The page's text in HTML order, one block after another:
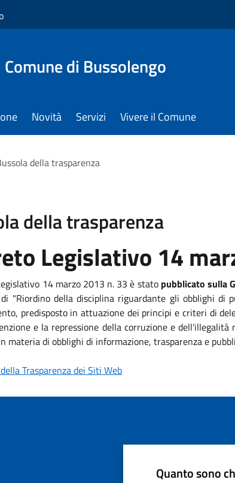
Comune di Bussolengo
Novità Servizi Vivere il Comune
della trasparenza
della trasparenza
Legislativo 14
14 marzo 2013 n. 33 è stato pubblicato sulla
"Riordino della disciplina riguardante gli obblighi di
predisposto in attuazione dei principi e criteri di
e la repressione della corruzione e
materia di obblighi di informazione, trasparenza e
Trasparenza dei Siti Web
Quanto sono